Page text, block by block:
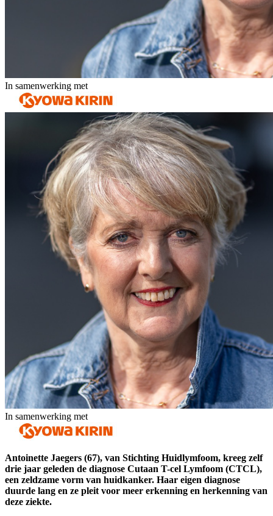
In samenwerking met
In samenwerking met
Antoinette Jaegers (67), van Stichting Huidlymfoom, kreeg zelf
drie jaar geleden de diagnose Cutaan T-cel Lymfoom (CTCL),
een zeldzame vorm van huidkanker. Haar eigen diagnose
duurde lang en ze pleit voor meer erkenning en herkenning van
deze ziekte.